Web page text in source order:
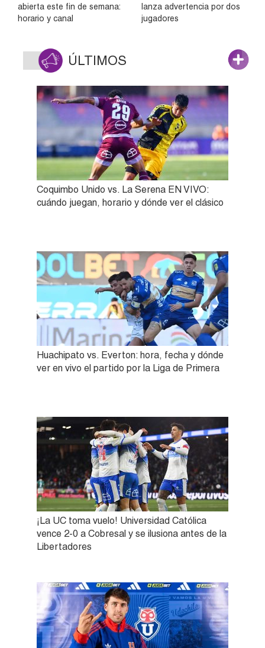
abierta este fin de semana:
horario y canal
lanza advertencia por dos
jugadores
ÚLTIMOS
Coquimbo Unido vs. La Serena EN VIVO:
cuándo juegan, horario y dónde ver el clásico
Huachipato vs. Everton: hora, fecha y dónde
ver en vivo el partido por la Liga de Primera
¡La UC toma vuelo! Universidad Católica
vence 2-0 a Cobresal y se ilusiona antes de la
Libertadores